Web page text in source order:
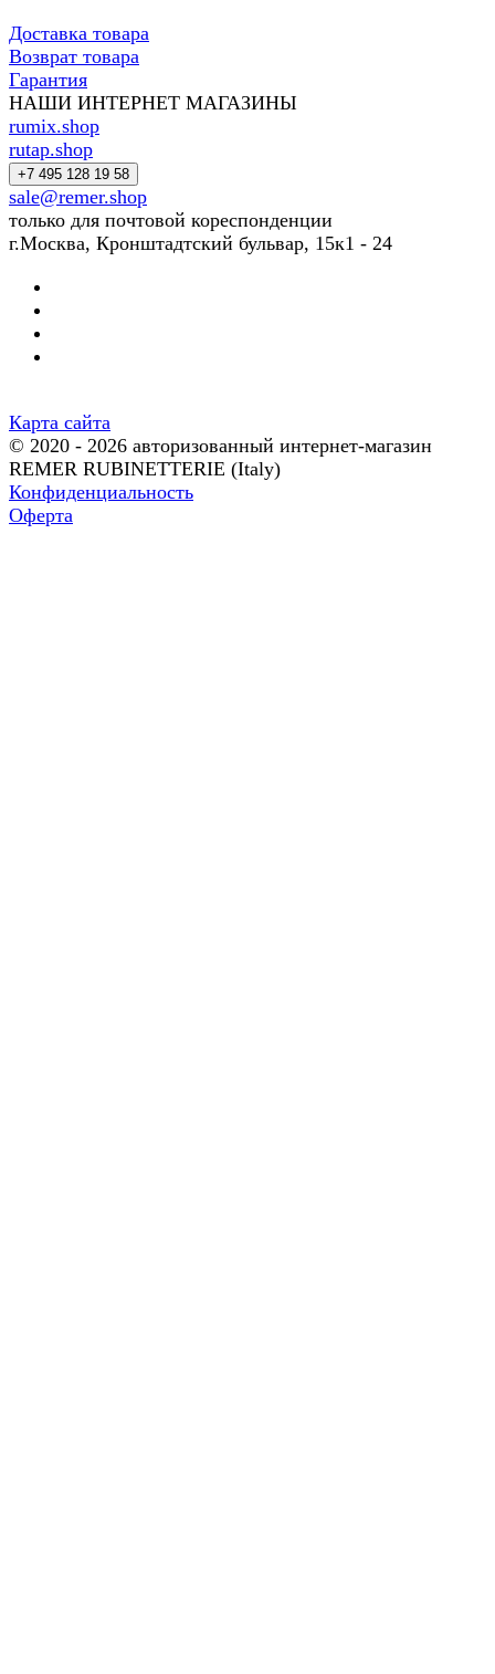
Доставка товара
Возврат товара
Гарантия
НАШИ ИНТЕРНЕТ МАГАЗИНЫ
rumix.shop
rutap.shop
+7 495 128 19 58
sale@remer.shop
только для почтовой кореспонденции
г.Москва, Кронштадтский бульвар, 15к1 - 24
Карта сайта
© 2020 - 2026 авторизованный интернет-магазин
REMER RUBINETTERIE (Italy)
Конфиденциальность
Оферта